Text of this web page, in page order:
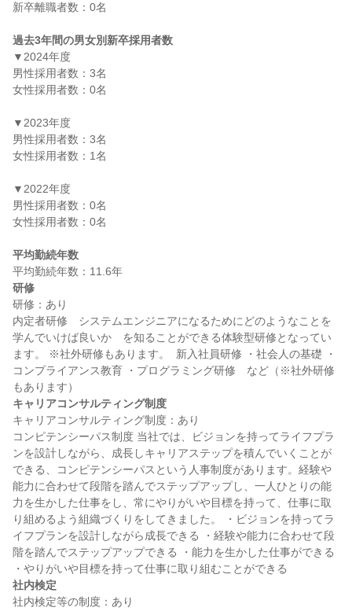
新卒離職者数：0名
過去3年間の男女別新卒採用者数
▼2024年度
男性採用者数：3名
女性採用者数：0名
▼2023年度
男性採用者数：3名
女性採用者数：1名
▼2022年度
男性採用者数：0名
女性採用者数：0名
平均勤続年数
研修
研修：あり
内定者研修　システムエンジニアになるためにどのようなことを
学んでいけば良いか　を知ることができる体験型研修となってい
ます。 ※社外研修もあります。  新入社員研修 ・社会人の基礎 ・
コンプライアンス教育 ・プログラミング研修　など（※社外研修
キャリアコンサルティング制度
キャリアコンサルティング制度：あり
コンピテンシーパス制度 当社では、ビジョンを持ってライフプラ
ンを設計しながら、成長しキャリアステップを積んでいくことが
できる、コンピテンシーパスという人事制度があります。経験や
能力に合わせて段階を踏んでステップアップし、一人ひとりの能
力を生かした仕事をし、常にやりがいや目標を持って、仕事に取
り組めるよう組織づくりをしてきました。 ・ビジョンを持ってラ
イフプランを設計しながら成長できる ・経験や能力に合わせて段
階を踏んでステップアップできる ・能力を生かした仕事ができる
社内検定
社内検定等の制度：あり